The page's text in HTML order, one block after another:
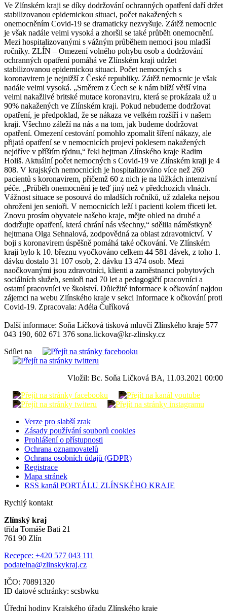
Ve Zlínském kraji se díky dodržování ochranných opatření daří držet
stabilizovanou epidemickou situaci, počet nakažených s
onemocněním Covid-19 se dramaticky nezvyšuje. Zátěž nemocnic
je však nadále velmi vysoká a zhoršil se také průběh onemocnění.
Mezi hospitalizovanými s vážným průběhem nemoci jsou mladší
ročníky. ZLÍN – Omezení volného pohybu osob a dodržování
ochranných opatření pomáhá ve Zlínském kraji udržet
stabilizovanou epidemickou situaci. Počet nemocných s
koronavirem je nejnižší z České republiky. Zátěž nemocnic je však
nadále velmi vysoká. „Směrem z Čech se k nám blíží větší vlna
velmi nakažlivé britské mutace koronaviru, která se prokázala už u
90% nakažených ve Zlínském kraji. Pokud nebudeme dodržovat
opatření, je předpoklad, že se nákaza ve velkém rozšíří i v našem
kraji. Všechno záleží na nás a na tom, jak budeme dodržovat
opatření. Omezení cestování pomohlo zpomalit šíření nákazy, ale
přijatá opatření se v nemocnicích projeví poklesem nakažených
nejdříve v příštím týdnu,“ řekl hejtman Zlínského kraje Radim
Holiš. Aktuální počet nemocných s Covid-19 ve Zlínském kraji je 4
808. V krajských nemocnicích je hospitalizováno více než 260
pacientů s koronavirem, přičemž 60 z nich je na lůžkách intenzivní
péče. „Průběh onemocnění je teď jiný než v předchozích vlnách.
Vážnost situace se posouvá do mladších ročníků, už zdaleka nejsou
ohroženi jen senioři. V nemocnicích leží i pacienti kolem třiceti let.
Znovu prosím obyvatele našeho kraje, mějte ohled na druhé a
dodržujte opatření, která chrání nás všechny,“ sdělila náměstkyně
hejtmana Olga Sehnalová, zodpovědná za oblast zdravotnictví. V
boji s koronavirem úspěšně pomáhá také očkování. Ve Zlínském
kraji bylo k 10. březnu vyočkováno celkem 44 581 dávek, z toho 1.
dávku dostalo 31 107 osob, 2. dávku 13 474 osob. Mezi
naočkovanými jsou zdravotníci, klienti a zaměstnanci pobytových
sociálních služeb, senioři nad 70 let a pedagogičtí pracovníci a
ostatní pracovníci ve školství. Důležité informace k očkování najdou
zájemci na webu Zlínského kraje v sekci Informace k očkování proti
Covid-19. Zpracovala: Adéla Čuříková
Další informace: Soňa Ličková tisková mluvčí Zlínského kraje 577
043 190, 602 671 376 sona.lickova@kr-zlinsky.cz
Sdílet na
Vložil: Bc. Soňa Ličková BA, 11.03.2021 00:00
Verze pro slabší zrak
Zásady používání souborů cookies
Prohlášení o přístupnosti
Ochrana oznamovatelů
Ochrana osobních údajů (GDPR)
Registrace
Mapa stránek
RSS kanál PORTÁLU ZLÍNSKÉHO KRAJE
Rychlý kontakt
Zlínský kraj
třída Tomáše Bati 21
761 90 Zlín
Recepce: +420 577 043 111
podatelna@zlinskykraj.cz
IČO: 70891320
ID datové schránky: scsbwku
Úřední hodiny Krajského úřadu Zlínského kraje